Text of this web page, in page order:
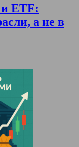
и ETF:
а не в